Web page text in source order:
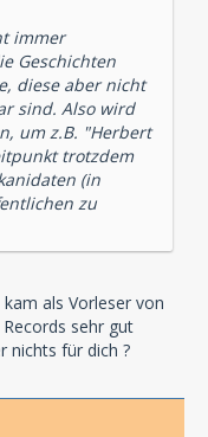
immer
Geschichten
diese aber nicht
sind. Also wird
um z.B. "Herbert
trotzdem
(in
zu
als Vorleser von
sehr gut
nichts für dich ?